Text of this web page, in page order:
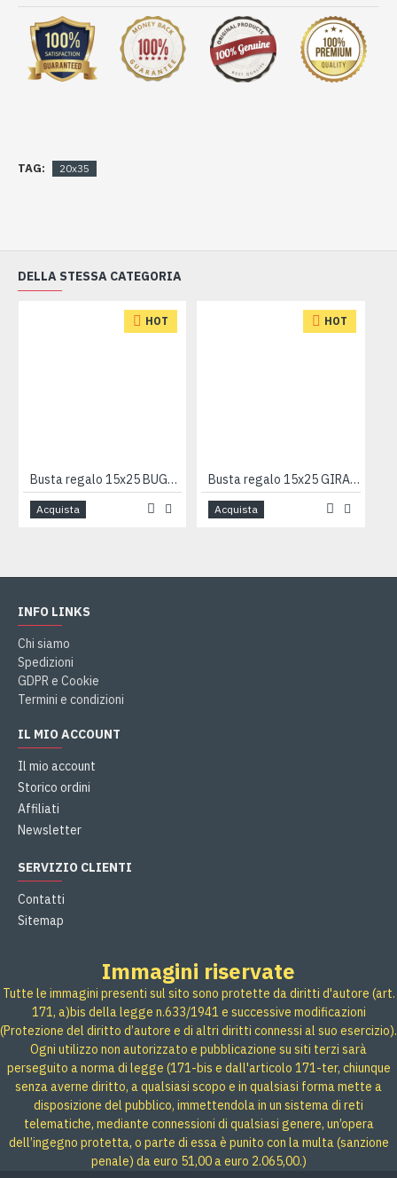
TAG: 20x35
DELLA STESSA CATEGORIA
HOT
Busta regalo 15x25 BUGIE BLU 50pz
Acquista
HOT
Busta regalo 15x25 GIRANDOLA 50pz
Acquista
INFO LINKS
Chi siamo
Spedizioni
GDPR e Cookie
Termini e condizioni
IL MIO ACCOUNT
Il mio account
Storico ordini
Affiliati
Newsletter
SERVIZIO CLIENTI
Contatti
Sitemap
Immagini riservate
Tutte le immagini presenti sul sito sono protette da diritti d'autore (art.
171, a)bis della legge n.633/1941 e successive modificazioni
(Protezione del diritto d’autore e di altri diritti connessi al suo esercizio).
Ogni utilizzo non autorizzato e pubblicazione su siti terzi sarà
perseguito a norma di legge (171-bis e dall'articolo 171-ter, chiunque
senza averne diritto, a qualsiasi scopo e in qualsiasi forma mette a
disposizione del pubblico, immettendola in un sistema di reti
telematiche, mediante connessioni di qualsiasi genere, un’opera
dell’ingegno protetta, o parte di essa è punito con la multa (sanzione
penale) da euro 51,00 a euro 2.065,00.)